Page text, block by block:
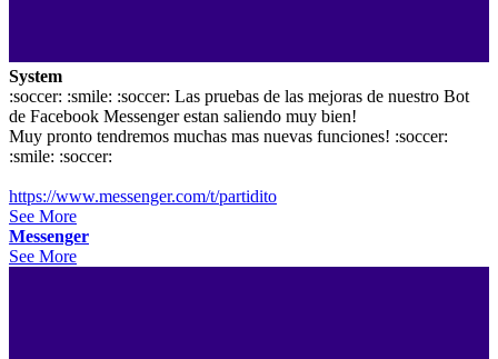
System
:soccer: :smile: :soccer: Las pruebas de las mejoras de nuestro Bot
de Facebook Messenger estan saliendo muy bien!
Muy pronto tendremos muchas mas nuevas funciones! :soccer:
:smile: :soccer:
https://www.messenger.com/t/partidito
See More
Messenger
See More